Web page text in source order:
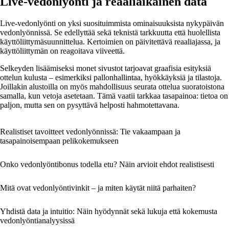
Live-vedonlyönti on yksi suosituimmista ominaisuuksista nykypäivän
vedonlyönnissä. Se edellyttää sekä teknistä tarkkuutta että huolellista
käyttöliittymäsuunnittelua. Kertoimien on päivitettävä reaaliajassa, ja
käyttöliittymän on reagoitava viiveettä.
Selkeyden lisäämiseksi monet sivustot tarjoavat graafisia esityksiä
ottelun kulusta – esimerkiksi pallonhallintaa, hyökkäyksiä ja tilastoja.
Joillakin alustoilla on myös mahdollisuus seurata ottelua suoratoistona
samalla, kun vetoja asetetaan. Tämä vaatii tarkkaa tasapainoa: tietoa on
paljon, mutta sen on pysyttävä helposti hahmotettavana.
Realistiset tavoitteet vedonlyönnissä: Tie vakaampaan ja
tasapainoisempaan pelikokemukseen
Onko vedonlyöntibonus todella etu? Näin arvioit ehdot realistisesti
Mitä ovat vedonlyöntivinkit – ja miten käytät niitä parhaiten?
Yhdistä data ja intuitio: Näin hyödynnät sekä lukuja että kokemusta
vedonlyöntianalyysissä